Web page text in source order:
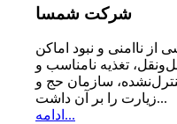
شرکت شمسا
از ناامنی و نبود اماكن
تغذیه‌ نامناسب و
سازمان حج و
زیارت را بر آن داشت...
ادامه...